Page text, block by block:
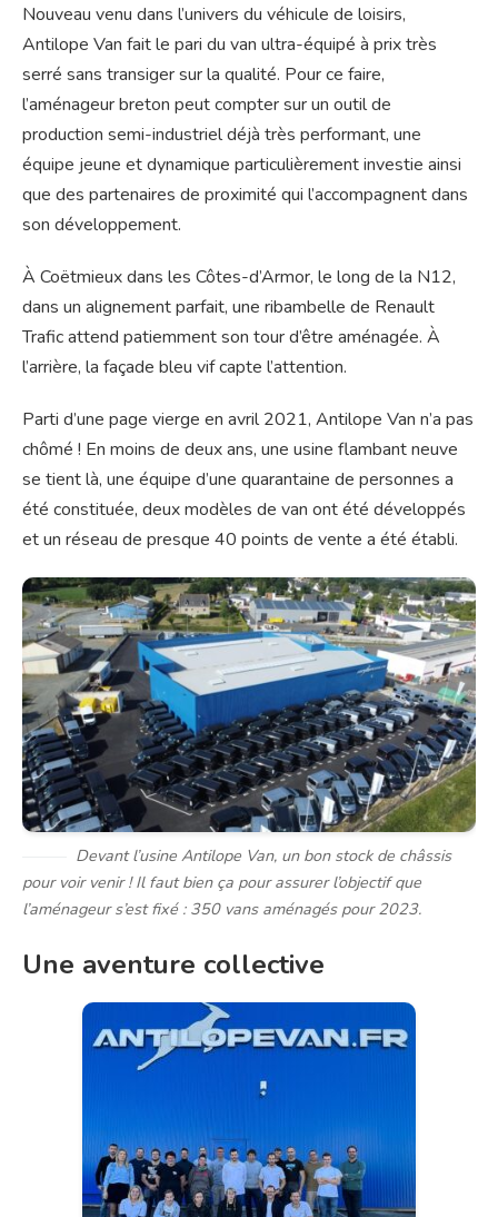
Nouveau venu dans l’univers du véhicule de loisirs,
Antilope Van fait le pari du van ultra-équipé à prix très
serré sans transiger sur la qualité. Pour ce faire,
l’aménageur breton peut compter sur un outil de
production semi-industriel déjà très performant, une
équipe jeune et dynamique particulièrement investie ainsi
que des partenaires de proximité qui l’accompagnent dans
son développement.
À Coëtmieux dans les Côtes-d’Armor, le long de la N12,
dans un alignement parfait, une ribambelle de Renault
Trafic attend patiemment son tour d’être aménagée. À
l’arrière, la façade bleu vif capte l’attention.
Parti d’une page vierge en avril 2021, Antilope Van n’a pas
chômé ! En moins de deux ans, une usine flambant neuve
se tient là, une équipe d’une quarantaine de personnes a
été constituée, deux modèles de van ont été développés
et un réseau de presque 40 points de vente a été établi.
Devant l’usine Antilope Van, un bon stock de châssis
pour voir venir ! Il faut bien ça pour assurer l’objectif que
l’aménageur s’est fixé : 350 vans aménagés pour 2023.
Une aventure collective